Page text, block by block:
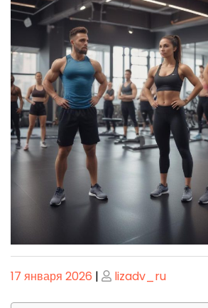
Опубликовано
17 января 2026 | Опубликовано
lizadv_ru